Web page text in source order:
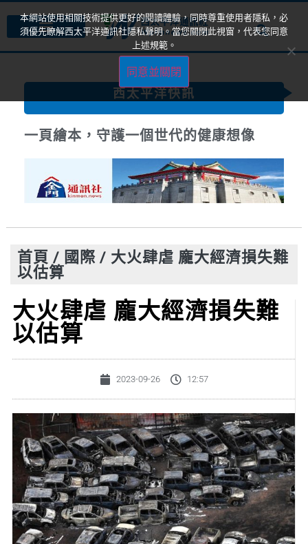
西太平洋快訊
一頁繪本，守護一個世代的健康想像
首頁 / 國際 / 大火肆虐 龐大經濟損失難
以估算
大火肆虐 龐大經濟損失難
以估算
2023-09-26 12:57
本網站使用相關技術提供更好的閱讀體驗，同時尊重使用者隱私，必
須優先瞭解西太平洋通訊社隱私聲明。當您關閉此視窗，代表您同意
上述規範。
同意並關閉